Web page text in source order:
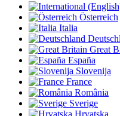
Österreich
Italia
Great
España
Slovenija
France
România
Sverige
Hrvatska